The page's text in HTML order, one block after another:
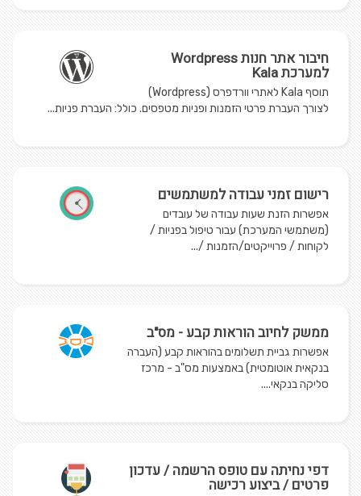
חיבור אתר חנות Wordpress
למערכת Kala
תוסף Kala לאתרי וורדפרס (Wordpress)
לצורך העברת פרטי הזמנות ופניות מטפסים. כולל: העברת פניות...
רישום זמני עבודה למשתמשים
אפשרות הזנת שעות עבודה של עובדים
(משתמשי המערכת) עבור טיפול בפניות /
לקוחות / פרוייקטים/הזמנות /...
ממשק לחיוב הוראות קבע - מס"ב
אפשרות גביית תשלומים בהוראות קבע (העברה
בנקאית אוטומטית) באמצעות מס"ב - מרכז
סליקה בנקאי....
דפי נחיתה עם טופס הרשמה / עדכון
פרטים / ביצוע רכישה